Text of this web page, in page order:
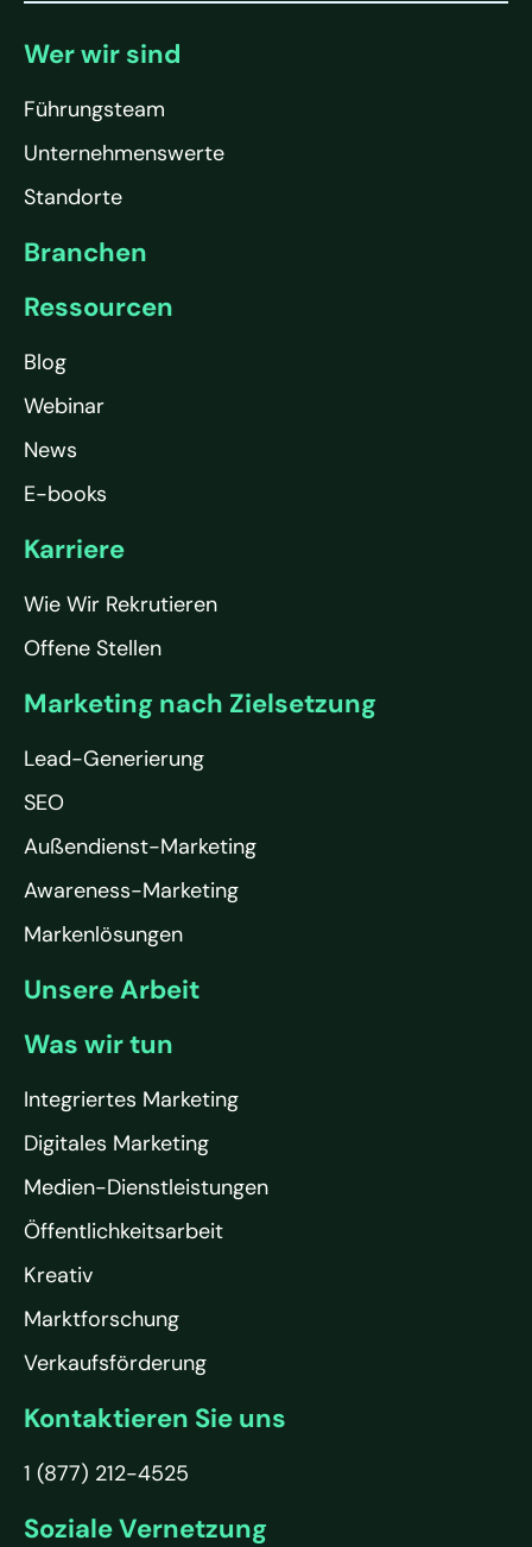
Wer wir sind
Führungsteam
Unternehmenswerte
Standorte
Branchen
Ressourcen
Blog
Webinar
News
E-books
Karriere
Wie Wir Rekrutieren
Offene Stellen
Marketing nach Zielsetzung
Lead-Generierung
SEO
Außendienst-Marketing
Awareness-Marketing
Markenlösungen
Unsere Arbeit
Was wir tun
Integriertes Marketing
Digitales Marketing
Medien-Dienstleistungen
Öffentlichkeitsarbeit
Kreativ
Marktforschung
Verkaufsförderung
Kontaktieren Sie uns
1 (877) 212-4525
Soziale Vernetzung